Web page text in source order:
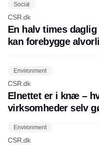
Social
CSR.dk
En halv times
kan forebygge
Environment
CSR.dk
Elnettet er i knæ –
virksomheder selv
Environment
CSR.dk